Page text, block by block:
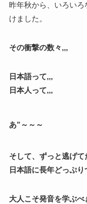
昨年秋から、いろい
けました。
その衝撃の数々,,,
日本語って,,,
日本人って,,,
あ”～～～
そして、ずっと逃げ
日本語に長年どっぷ
大人こそ発音を学ぶべ